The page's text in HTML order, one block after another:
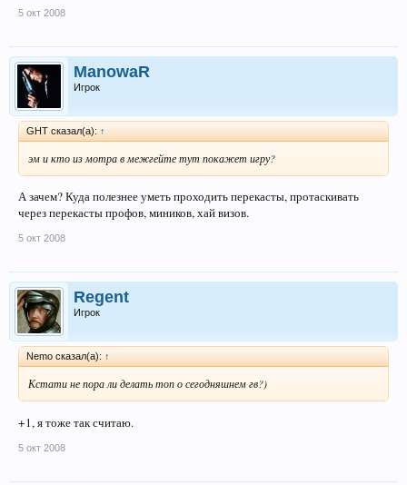
5 окт 2008
ManowaR
Игрок
GHT сказал(а): ↑
эм и кто из мотра в межгейте тут покажет игру?
А зачем? Куда полезнее уметь проходить перекасты, протаскивать
через перекасты профов, миников, хай визов.
5 окт 2008
Regent
Игрок
Nemo сказал(а): ↑
Кстати не пора ли делать топ о сегодняшнем гв?)
+1, я тоже так считаю.
5 окт 2008